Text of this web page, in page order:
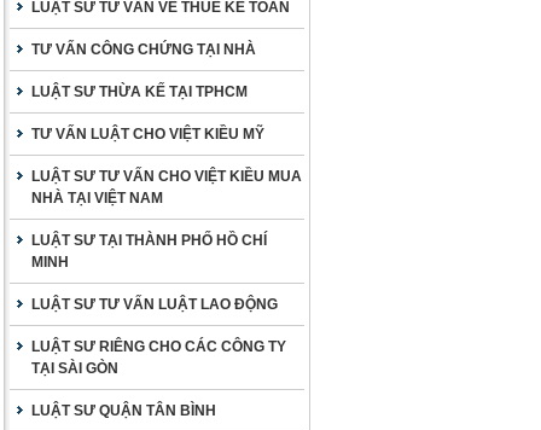
LUẬT SƯ TƯ VẤN VỀ THUẾ KẾ TOÁN
TƯ VẤN CÔNG CHỨNG TẠI NHÀ
LUẬT SƯ THỪA KẾ TẠI TPHCM
TƯ VẤN LUẬT CHO VIỆT KIỀU MỸ
LUẬT SƯ TƯ VẤN CHO VIỆT KIỀU MUA
NHÀ TẠI VIỆT NAM
LUẬT SƯ TẠI THÀNH PHỐ HỒ CHÍ
MINH
LUẬT SƯ TƯ VẤN LUẬT LAO ĐỘNG
LUẬT SƯ RIÊNG CHO CÁC CÔNG TY
TẠI SÀI GÒN
LUẬT SƯ QUẬN TÂN BÌNH